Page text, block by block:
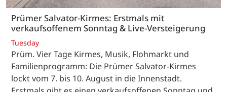
Prümer Salvator-Kirmes: Erstmals mit
verkaufsoffenem Sonntag & Live-Versteigerung
Tuesday
Prüm. Vier Tage Kirmes, Musik, Flohmarkt und
Familienprogramm: Die Prümer Salvator-Kirmes
lockt vom 7. bis 10. August in die Innenstadt.